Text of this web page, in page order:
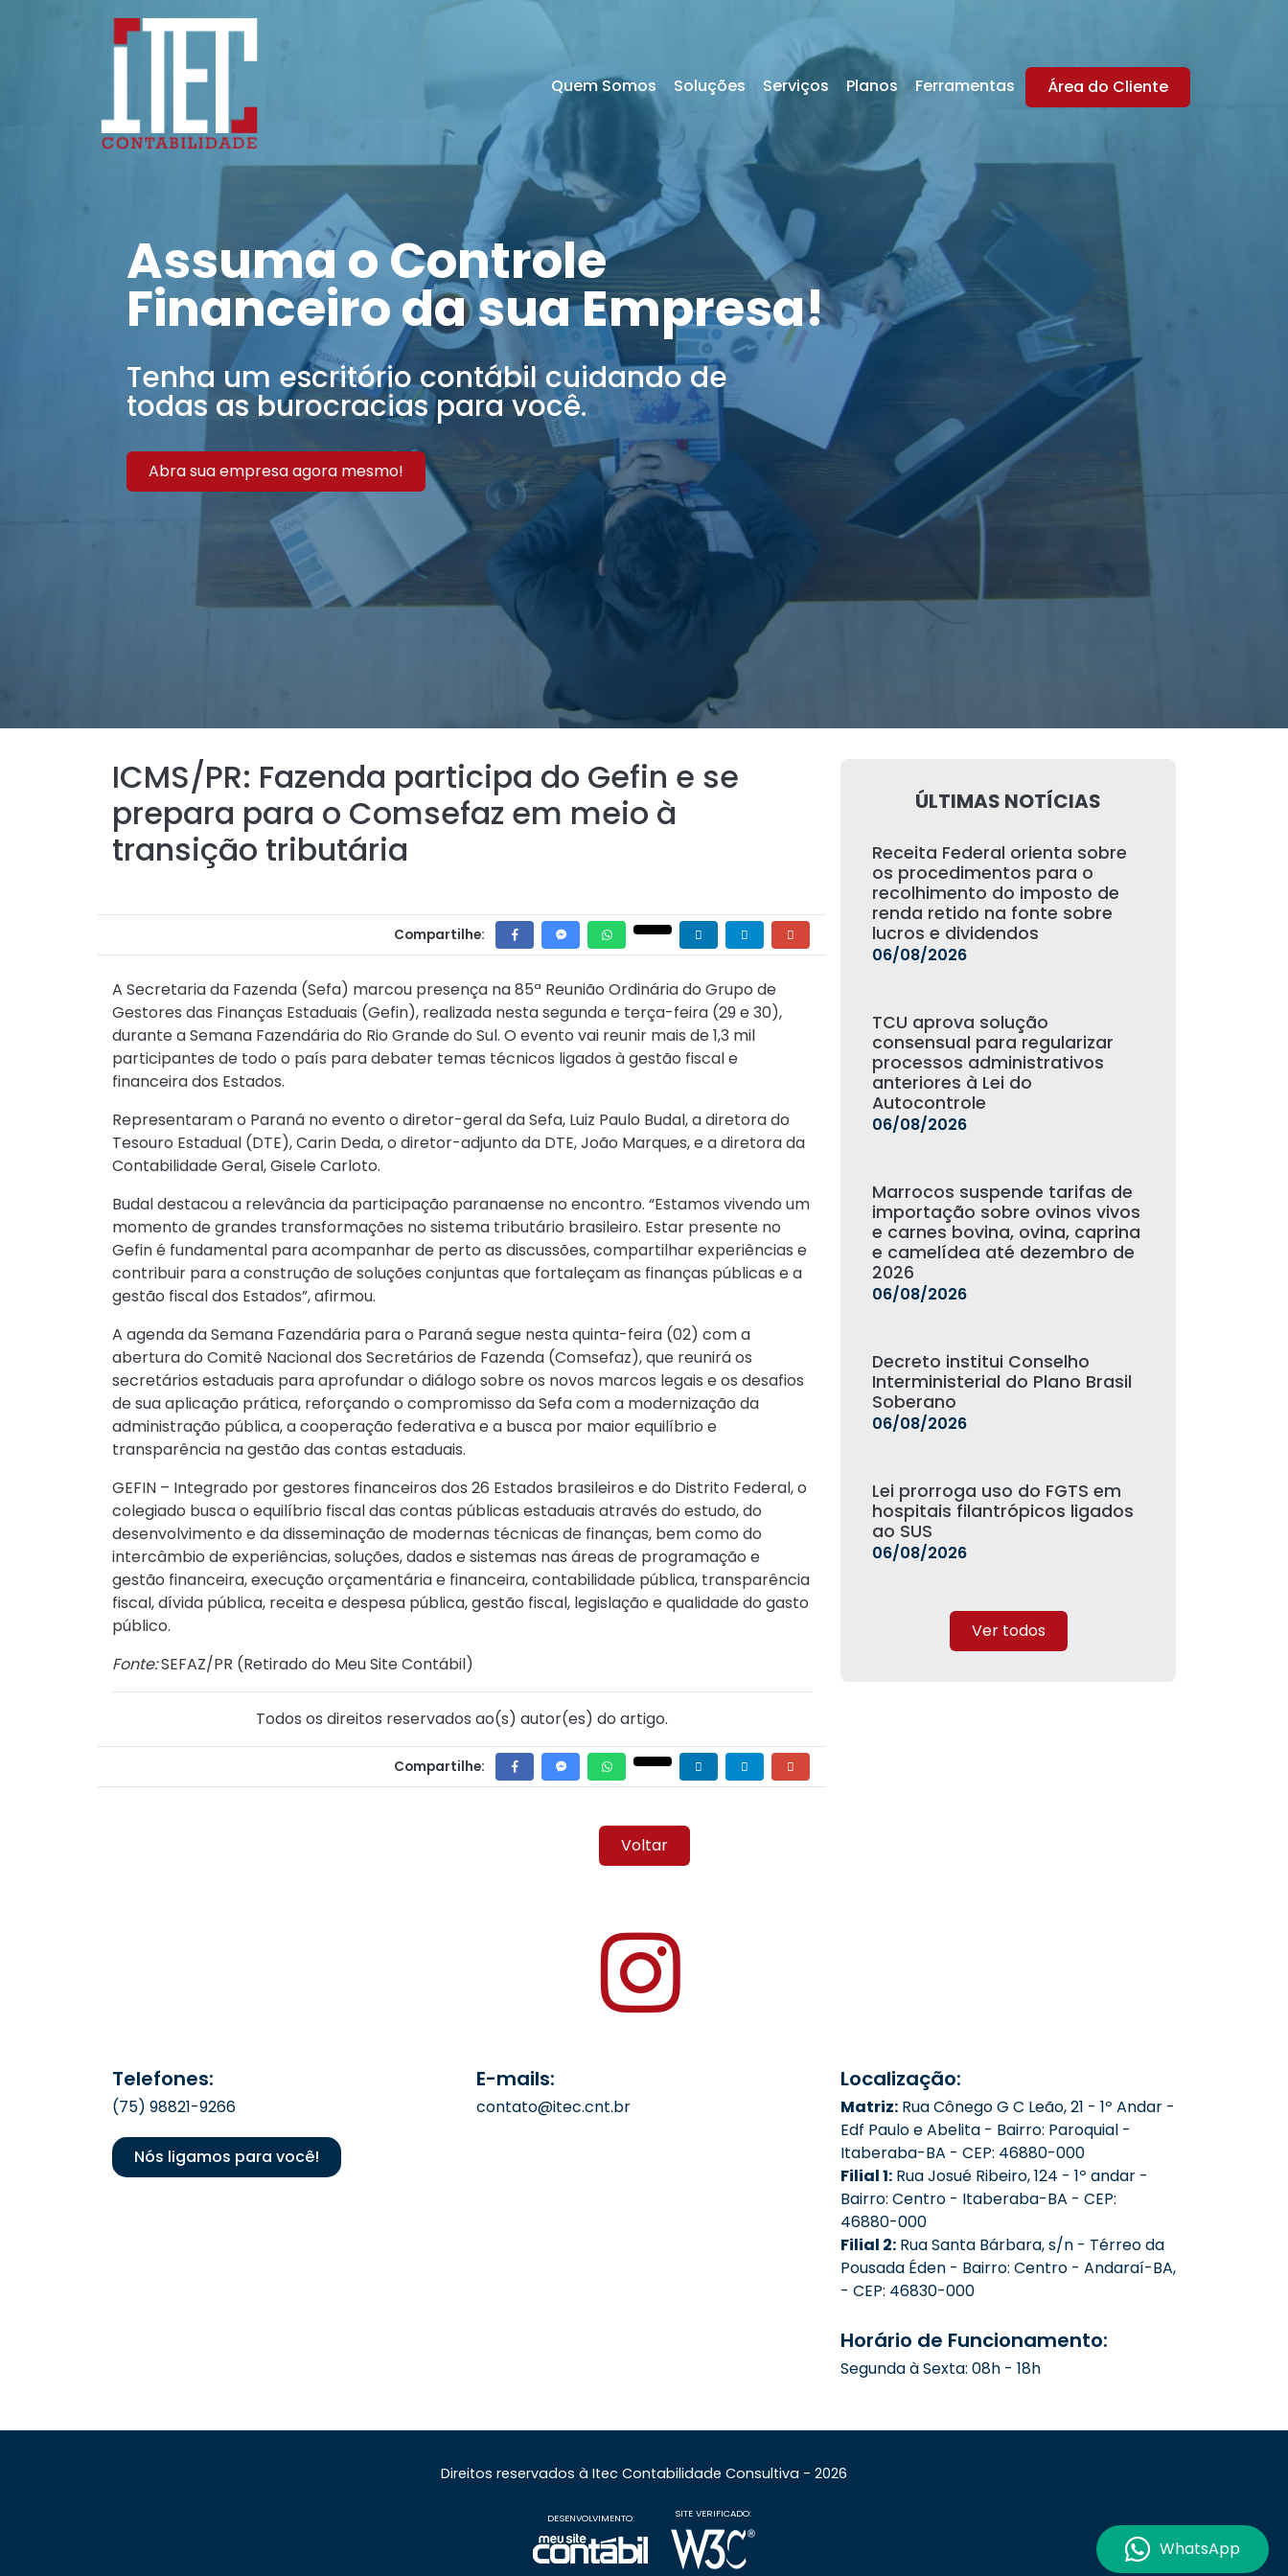
Quem Somos Soluções Serviços Planos Ferramentas Área do Cliente
Assuma o Controle
Financeiro da sua Empresa!
Tenha um escritório contábil cuidando de
todas as burocracias para você.
Abra sua empresa agora mesmo!
ICMS/PR: Fazenda participa do Gefin e se
prepara para o Comsefaz em meio à
transição tributária
Compartilhe:
A Secretaria da Fazenda (Sefa) marcou presença na 85ª Reunião Ordinária do Grupo de
Gestores das Finanças Estaduais (Gefin), realizada nesta segunda e terça-feira (29 e 30),
durante a Semana Fazendária do Rio Grande do Sul. O evento vai reunir mais de 1,3 mil
participantes de todo o país para debater temas técnicos ligados à gestão fiscal e
financeira dos Estados.
Representaram o Paraná no evento o diretor-geral da Sefa, Luiz Paulo Budal, a diretora do
Tesouro Estadual (DTE), Carin Deda, o diretor-adjunto da DTE, João Marques, e a diretora da
Contabilidade Geral, Gisele Carloto.
Budal destacou a relevância da participação paranaense no encontro. “Estamos vivendo um
momento de grandes transformações no sistema tributário brasileiro. Estar presente no
Gefin é fundamental para acompanhar de perto as discussões, compartilhar experiências e
contribuir para a construção de soluções conjuntas que fortaleçam as finanças públicas e a
gestão fiscal dos Estados”, afirmou.
A agenda da Semana Fazendária para o Paraná segue nesta quinta-feira (02) com a
abertura do Comitê Nacional dos Secretários de Fazenda (Comsefaz), que reunirá os
secretários estaduais para aprofundar o diálogo sobre os novos marcos legais e os desafios
de sua aplicação prática, reforçando o compromisso da Sefa com a modernização da
administração pública, a cooperação federativa e a busca por maior equilíbrio e
transparência na gestão das contas estaduais.
GEFIN – Integrado por gestores financeiros dos 26 Estados brasileiros e do Distrito Federal, o
colegiado busca o equilíbrio fiscal das contas públicas estaduais através do estudo, do
desenvolvimento e da disseminação de modernas técnicas de finanças, bem como do
intercâmbio de experiências, soluções, dados e sistemas nas áreas de programação e
gestão financeira, execução orçamentária e financeira, contabilidade pública, transparência
fiscal, dívida pública, receita e despesa pública, gestão fiscal, legislação e qualidade do gasto
público.
Fonte:SEFAZ/PR (Retirado do Meu Site Contábil)
Todos os direitos reservados ao(s) autor(es) do artigo.
Compartilhe:
ÚLTIMAS NOTÍCIAS
Receita Federal orienta sobre
os procedimentos para o
recolhimento do imposto de
renda retido na fonte sobre
lucros e dividendos
06/08/2026
TCU aprova solução
consensual para regularizar
processos administrativos
anteriores à Lei do
Autocontrole
06/08/2026
Marrocos suspende tarifas de
importação sobre ovinos vivos
e carnes bovina, ovina, caprina
e camelídea até dezembro de
2026
06/08/2026
Decreto institui Conselho
Interministerial do Plano Brasil
Soberano
06/08/2026
Lei prorroga uso do FGTS em
hospitais filantrópicos ligados
ao SUS
06/08/2026
Ver todos
Voltar
Telefones:
(75) 98821-9266
Nós ligamos para você!
E-mails:
contato@itec.cnt.br
Localização:
Matriz: Rua Cônego G C Leão, 21 - 1º Andar -
Edf Paulo e Abelita - Bairro: Paroquial -
Itaberaba-BA - CEP: 46880-000
Filial 1: Rua Josué Ribeiro, 124 - 1º andar -
Bairro: Centro - Itaberaba-BA - CEP:
46880-000
Filial 2: Rua Santa Bárbara, s/n - Térreo da
Pousada Éden - Bairro: Centro - Andaraí-BA,
- CEP: 46830-000
Horário de Funcionamento:
Segunda à Sexta: 08h - 18h
Direitos reservados à Itec Contabilidade Consultiva - 2026
DESENVOLVIMENTO: SITE VERIFICADO:
WhatsApp